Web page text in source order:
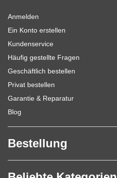
Anmelden
Ein Konto erstellen
Kundenservice
Häufig gestellte Fragen
Geschäftlich bestellen
Privat bestellen
Garantie & Reparatur
Blog
Bestellung